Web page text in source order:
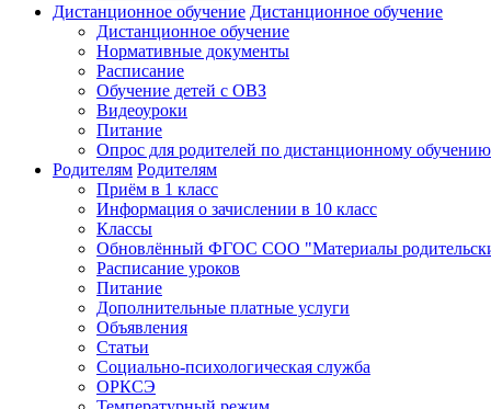
Дистанционное обучение Дистанционное обучение
Дистанционное обучение
Нормативные документы
Расписание
Обучение детей с ОВЗ
Видеоуроки
Питание
Опрос для родителей по дистанционному обучению
Родителям Родителям
Приём в 1 класс
Информация о зачислении в 10 класс
Классы
Обновлённый ФГОС СОО "Материалы
Расписание уроков
Питание
Дополнительные платные услуги
Объявления
Статьи
Социально-психологическая служба
ОРКСЭ